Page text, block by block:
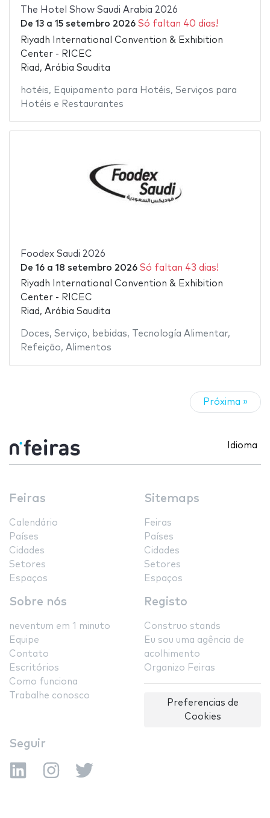
The Hotel Show Saudi Arabia 2026
De 13a 15 setembro 2026 Só faltan 40 dias!
Riyadh International Convention & Exhibition
Center - RICEC
Riad, Arábia Saudita
hotéis, Equipamento para Hotéis, Serviços para
Hotéis e Restaurantes
Foodex Saudi 2026
De 16a 18 setembro 2026 Só faltan 43 dias!
Riyadh International Convention & Exhibition
Center - RICEC
Riad, Arábia Saudita
Doces, Serviço, bebidas, Tecnología Alimentar,
Refeição, Alimentos
Próxima »
Idioma
Feiras
Calendário
Países
Cidades
Setores
Espaços
Sitemaps
Feiras
Países
Cidades
Setores
Espaços
Sobre nós
neventum em 1 minuto
Equipe
Contato
Escritórios
Como funciona
Trabalhe conosco
Registo
Construo stands
Eu sou uma agência de
acolhimento
Organizo Feiras
Preferencias de
Cookies
Seguir